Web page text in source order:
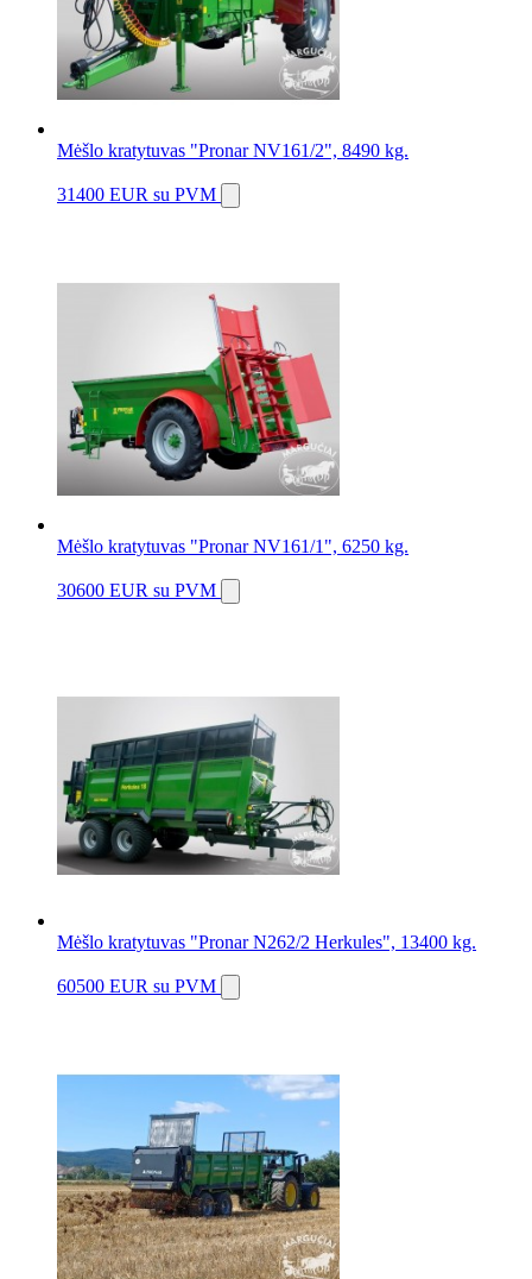
Mėšlo kratytuvas "Pronar NV161/2", 8490 kg.
31400 EUR su PVM
Mėšlo kratytuvas "Pronar NV161/1", 6250 kg.
30600 EUR su PVM
Mėšlo kratytuvas "Pronar N262/2 Herkules", 13400 kg.
60500 EUR su PVM